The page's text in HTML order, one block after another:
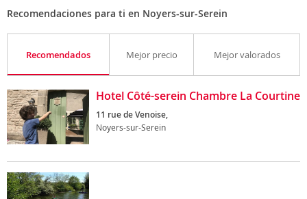
Recomendaciones para ti en Noyers-sur-Serein
Recomendados Mejor precio Mejor valorados
Hotel Côté-serein Chambre La Courtine
11 rue de Venoise,
Noyers-sur-Serein